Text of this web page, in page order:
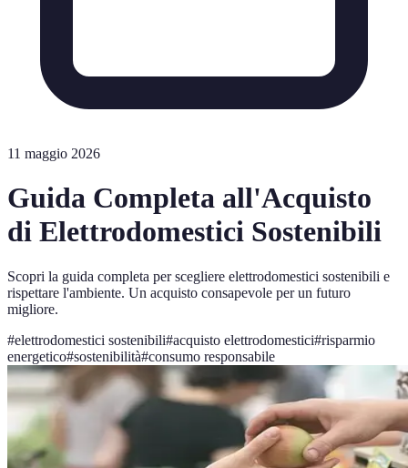
11 maggio 2026
Guida Completa all'Acquisto
di Elettrodomestici Sostenibili
Scopri la guida completa per scegliere elettrodomestici sostenibili e
rispettare l'ambiente. Un acquisto consapevole per un futuro
migliore.
#elettrodomestici sostenibili#acquisto elettrodomestici#risparmio
energetico#sostenibilità#consumo responsabile